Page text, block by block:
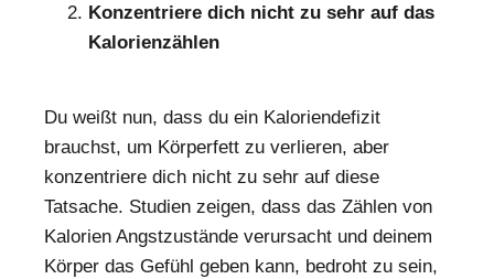
Konzentriere dich nicht zu sehr auf das
Kalorienzählen
Du weißt nun, dass du ein Kaloriendefizit
brauchst, um Körperfett zu verlieren, aber
konzentriere dich nicht zu sehr auf diese
Tatsache. Studien zeigen, dass das Zählen von
Kalorien Angstzustände verursacht und deinem
Körper das Gefühl geben kann, bedroht zu sein,